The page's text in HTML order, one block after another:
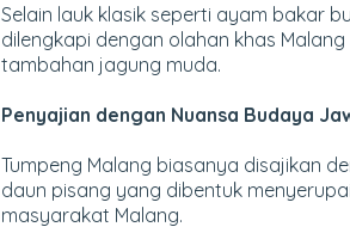
Selain lauk klasik seperti ayam bakar
dilengkapi dengan olahan khas
tambahan jagung muda.
Penyajian dengan Nuansa Budaya
Tumpeng Malang biasanya disajikan
daun pisang yang dibentuk
masyarakat Malang.